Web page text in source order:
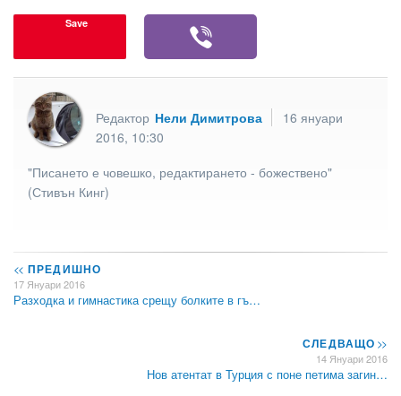
Save
Редактор Нели Димитрова
16 януари
2016, 10:30
"Писането е човешко, редактирането - божествено"
(Стивън Кинг)
<< ПРЕДИШНО
17 Януари 2016
Разходка и гимнастика срещу болките в гъ…
СЛЕДВАЩО>>
14 Януари 2016
Нов атентат в Турция с поне петима загин…